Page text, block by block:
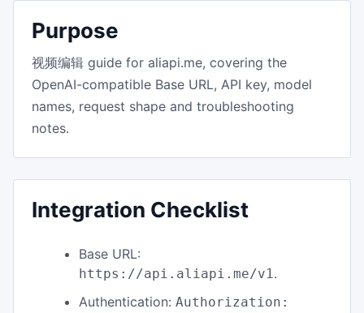
Purpose
视频编辑 guide for aliapi.me, covering the
OpenAI-compatible Base URL, API key, model
names, request shape and troubleshooting
notes.
Integration Checklist
Base URL:
https://api.aliapi.me/v1.
Authentication: Authorization: